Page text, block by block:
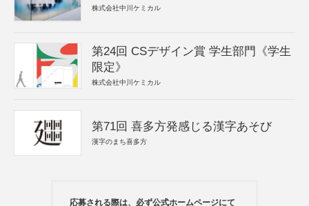
株式会社中川ケミカル
第24回 CSデザイン賞 学生部門《学生
限定》
株式会社中川ケミカル
第71回 喜多方発感じる漢字あそび
漢字のまち喜多方
応募される際は、必ず公式ホームページにて